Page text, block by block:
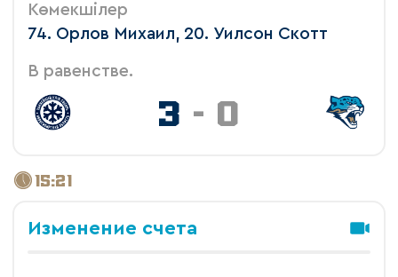
Көмекшілер
74. Орлов Михаил, 20. Уилсон Скотт
В равенстве.
3 - 0
15:21
Изменение счета